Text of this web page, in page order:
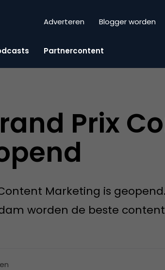
Adverteren Blogger worden
Partnercontent
Prix
Marketing is
worden de beste